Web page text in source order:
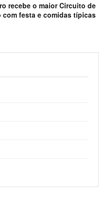
recebe o maior Circuito de
festa e comidas típicas